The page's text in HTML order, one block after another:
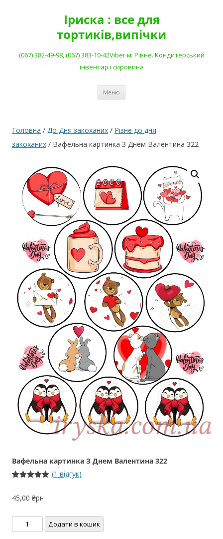
Іриска : все для
тортиків,випічки
(067) 382-49-98, (067) 383-10-42Viber м. Рівне. Кондитерський
інвентар і сировина
Меню
Головна / До Дня закоханих / Різне до дня
закоханих / Вафельна картинка З Днем Валентина 322
Вафельна картинка З Днем Валентина 322
основі
(1 відгук)
45,00 ₴рн
Вафельна
картинка
Додати в кошик